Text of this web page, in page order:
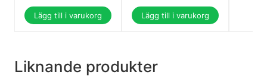
Lägg till i varukorg Lägg till i varukorg
Liknande produkter